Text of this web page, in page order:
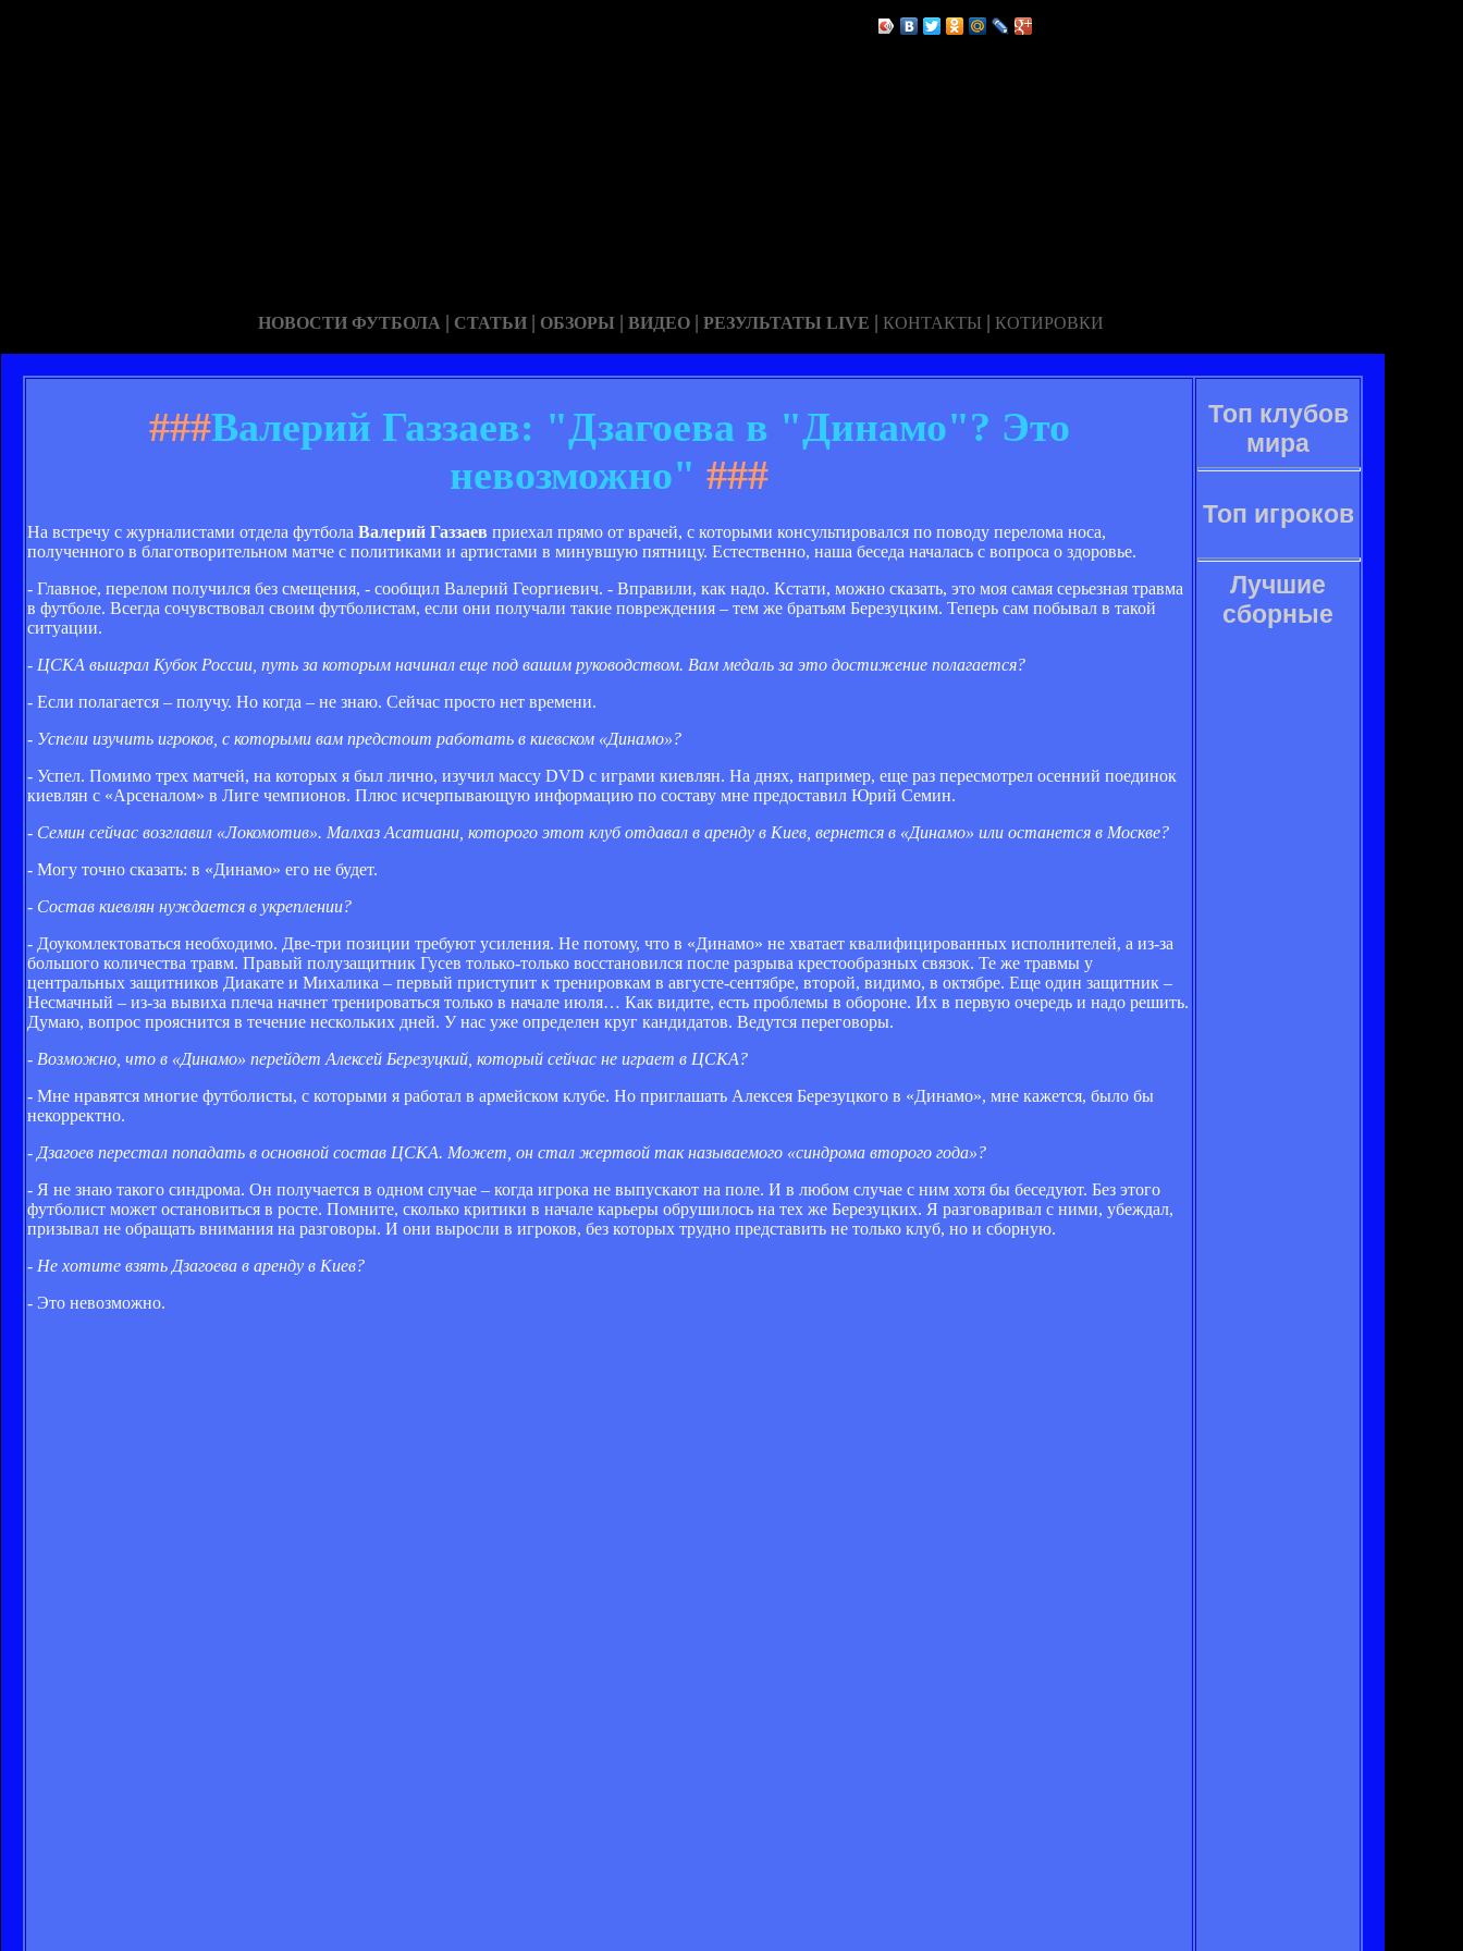
НОВОСТИ ФУТБОЛА | СТАТЬИ | ОБЗОРЫ | ВИДЕО | РЕЗУЛЬТАТЫ LIVE | КОНТАКТЫ | КОТИРОВКИ
###Валерий Газзаев: "Дзагоева в "Динамо"? Это
невозможно" ###
На встречу с журналистами отдела футбола Валерий Газзаев приехал прямо от врачей, с которыми консультировался по поводу перелома носа,
полученного в благотворительном матче с политиками и артистами в минувшую пятницу. Естественно, наша беседа началась с вопроса о здоровье.
- Главное, перелом получился без смещения, - сообщил Валерий Георгиевич. - Вправили, как надо. Кстати, можно сказать, это моя самая серьезная травма
в футболе. Всегда сочувствовал своим футболистам, если они получали такие повреждения – тем же братьям Березуцким. Теперь сам побывал в такой
ситуации.
- ЦСКА выиграл Кубок России, путь за которым начинал еще под вашим руководством. Вам медаль за это достижение полагается?
- Если полагается – получу. Но когда – не знаю. Сейчас просто нет времени.
- Успели изучить игроков, с которыми вам предстоит работать в киевском «Динамо»?
- Успел. Помимо трех матчей, на которых я был лично, изучил массу DVD с играми киевлян. На днях, например, еще раз пересмотрел осенний поединок
киевлян с «Арсеналом» в Лиге чемпионов. Плюс исчерпывающую информацию по составу мне предоставил Юрий Семин.
- Семин сейчас возглавил «Локомотив». Малхаз Асатиани, которого этот клуб отдавал в аренду в Киев, вернется в «Динамо» или останется в Москве?
- Могу точно сказать: в «Динамо» его не будет.
- Состав киевлян нуждается в укреплении?
- Доукомлектоваться необходимо. Две-три позиции требуют усиления. Не потому, что в «Динамо» не хватает квалифицированных исполнителей, а из-за
большого количества травм. Правый полузащитник Гусев только-только восстановился после разрыва крестообразных связок. Те же травмы у
центральных защитников Диакате и Михалика – первый приступит к тренировкам в августе-сентябре, второй, видимо, в октябре. Еще один защитник –
Несмачный – из-за вывиха плеча начнет тренироваться только в начале июля… Как видите, есть проблемы в обороне. Их в первую очередь и надо решить.
Думаю, вопрос прояснится в течение нескольких дней. У нас уже определен круг кандидатов. Ведутся переговоры.
- Возможно, что в «Динамо» перейдет Алексей Березуцкий, который сейчас не играет в ЦСКА?
- Мне нравятся многие футболисты, с которыми я работал в армейском клубе. Но приглашать Алексея Березуцкого в «Динамо», мне кажется, было бы
некорректно.
- Дзагоев перестал попадать в основной состав ЦСКА. Может, он стал жертвой так называемого «синдрома второго года»?
- Я не знаю такого синдрома. Он получается в одном случае – когда игрока не выпускают на поле. И в любом случае с ним хотя бы беседуют. Без этого
футболист может остановиться в росте. Помните, сколько критики в начале карьеры обрушилось на тех же Березуцких. Я разговаривал с ними, убеждал,
призывал не обращать внимания на разговоры. И они выросли в игроков, без которых трудно представить не только клуб, но и сборную.
- Не хотите взять Дзагоева в аренду в Киев?
- Это невозможно.
Топ клубов
мира
Топ игроков
Лучшие
сборные